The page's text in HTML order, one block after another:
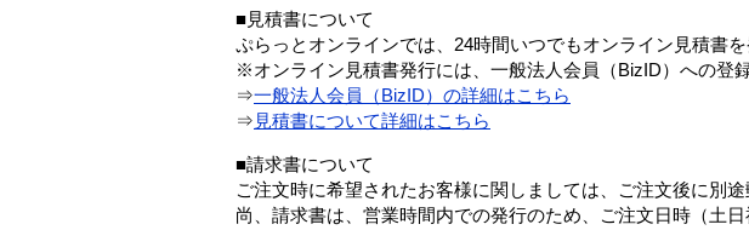
■見積書について
ぷらっとオンラインでは、24時間いつでもオンライン見積書を
※オンライン見積書発行には、一般法人会員（BizID）への登録
⇒一般法人会員（BizID）の詳細はこちら
⇒ 見積書について詳細はこちら
■請求書について
ご注文時に希望されたお客様に関しましては、ご注文後に別途
尚、請求書は、営業時間内での発行のため、ご注文日時（土